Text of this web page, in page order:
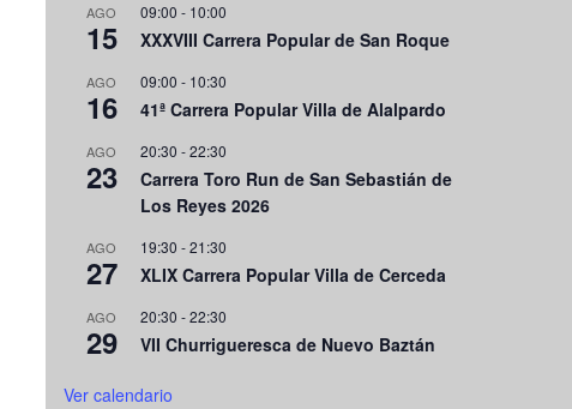
AGO
15
09:00 - 10:00
XXXVIII Carrera Popular de San Roque
AGO
16
09:00 - 10:30
41ª Carrera Popular Villa de Alalpardo
AGO
23
20:30 -22:30
Carrera Toro Run de San Sebastián de
Los Reyes 2026
AGO
27
19:30 -21:30
XLIX Carrera Popular Villa de Cerceda
AGO
29
20:30 -22:30
VII Churrigueresca de Nuevo Baztán
Ver calendario